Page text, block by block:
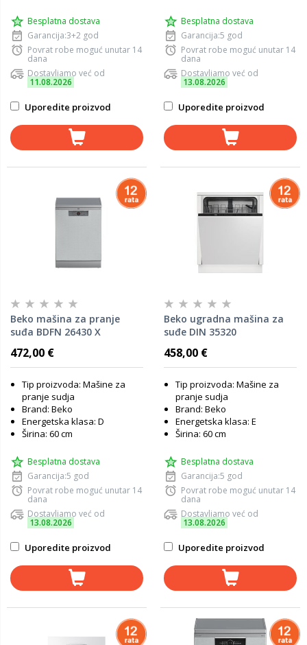
Besplatna dostava
Garancija:3+2 god
Povrat robe moguć unutar 14
dana
Dostavljamo već od
11.08.2026
Uporedite proizvod
Besplatna dostava
Garancija:5 god
Povrat robe moguć unutar 14
dana
Dostavljamo već od
13.08.2026
Uporedite proizvod
Beko mašina za pranje
suđa BDFN 26430 X
472,00 €
Tip proizvoda: Mašine za
pranje sudja
Brand: Beko
Energetska klasa: D
Širina: 60 cm
Besplatna dostava
Garancija:5 god
Povrat robe moguć unutar 14
dana
Dostavljamo već od
13.08.2026
Uporedite proizvod
Beko ugradna mašina za
suđe DIN 35320
458,00 €
Tip proizvoda: Mašine za
pranje sudja
Brand: Beko
Energetska klasa: E
Širina: 60 cm
Besplatna dostava
Garancija:5 god
Povrat robe moguć unutar 14
dana
Dostavljamo već od
13.08.2026
Uporedite proizvod